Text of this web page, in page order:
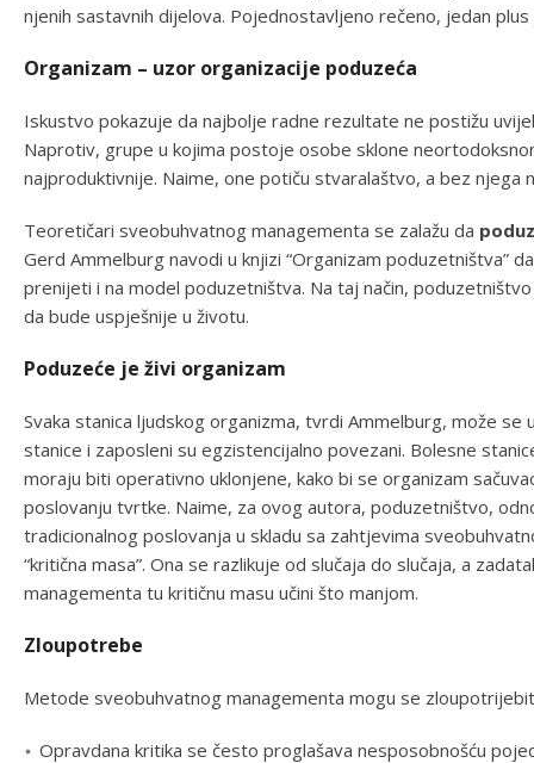
njenih sastavnih dijelova. Pojednostavljeno rečeno, jedan
Organizam – uzor organizacije poduzeća
Iskustvo pokazuje da najbolje radne rezultate ne postižu
Naprotiv, grupe u kojima postoje osobe sklone
najproduktivnije. Naime, one potiču stvaralaštvo, a bez njega
Teoretičari sveobuhvatnog managementa se zalažu da
Gerd Ammelburg navodi u knjizi “Organizam poduzetništva”
prenijeti i na model poduzetništva. Na taj način,
da bude uspješnije u životu.
Poduzeće je živi organizam
Svaka stanica ljudskog organizma, tvrdi Ammelburg, može
stanice i zaposleni su egzistencijalno povezani. Bolesne
moraju biti operativno uklonjene, kako bi se organizam
poslovanju tvrtke. Naime, za ovog autora, poduzetništvo,
tradicionalnog poslovanja u skladu sa zahtjevima
“kritična masa”. Ona se razlikuje od slučaja do slučaja, a
managementa tu kritičnu masu učini što manjom.
Zloupotrebe
Metode sveobuhvatnog managementa mogu se
Opravdana kritika se često proglašava nesposobnošću